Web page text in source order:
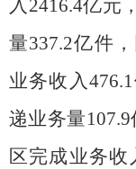
入 2416.4亿元，
量337.2亿件，
业务收入476.1
递业务量107.9
区完成业务收